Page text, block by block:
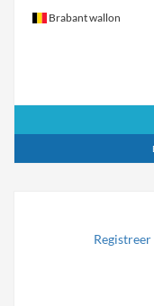
Brabant wallon
Registreer